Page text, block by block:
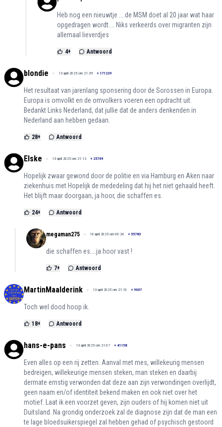
Heb nog een nieuwtje ....de MSM doet al 20 jaar wat haar
opgedragen wordt.... Niks verkeerds over migranten zijn
allemaal lieverdjes
4+ Antwoord
blondie 13 april 2025 om 21:39 + 171239
Het resultaat van jarenlang sponsering door de Sorossen in Europa.
Europa is omvolkt en de omvolkers voeren een opdracht uit.
Bedankt Links Nederland, dat jullie dat de anders denkenden in
Nederland aan hebben gedaan.
28+ Antwoord
Elske 13 april 2025 om 21:12 + 25769
Hopelijk zwaar gewond door de politie en via Hamburg en Aken naar
ziekenhuis met Hopelijk de mededeling dat hij het niet gehaald heeft.
Het blijft maar doorgaan, ja hoor, die schaffen es.
24+ Antwoord
megaman275 14 april 2025 om 00:24 + 55783
die schaffen es....ja hoor vast !
7+ Antwoord
MartinMaalderink 13 april 2025 om 21:10 + 9007
Toch wel dood hoop ik.
18+ Antwoord
hans-e-pans 13 april 2025 om 21:07 + 41158
Even alles op een rij zetten. Aanval met mes, willekeurig mensen
bedreigen, willekeurige mensen steken, man steken en daarbij
dermate ernstig verwonden dat deze aan zijn verwondingen overlijdt,
geen naam en/of identiteit bekend maken en ook niet over het
motief. Laat ik een voorzet geven, zijn ouders of hij komen niet uit
Duitsland. Na grondig onderzoek zal de diagnose zijn dat de man een
te lage bloedsuikerspiegel zal hebben gehad of psychisch gestoord